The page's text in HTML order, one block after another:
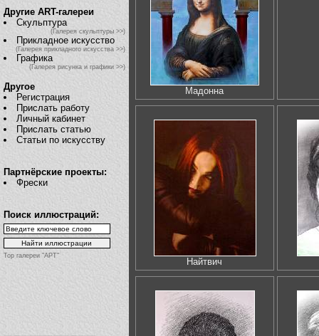
Другие ART-галереи
Скульптура
(Галерея скульптуры >>)
Прикладное искусство
(Галерея прикладного искусства >>)
Графика
(Галерея рисунка и графики >>)
Другое
Регистрация
Прислать работу
Личный кабинет
Прислать статью
Статьи по искусству
Партнёрские проекты:
Фрески
Поиск иллюстраций:
Top галереи "АРТ"
Мадонна
Найтвич